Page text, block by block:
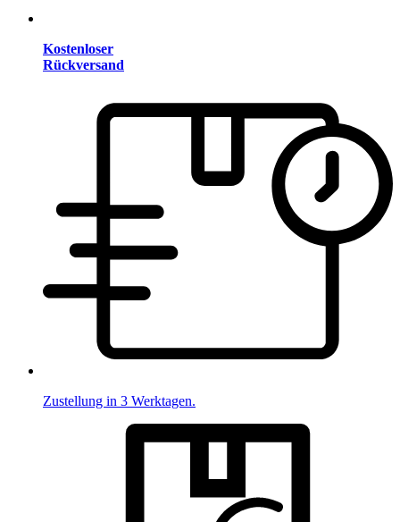
Kostenloser
Rückversand
Zustellung in 3 Werktagen.